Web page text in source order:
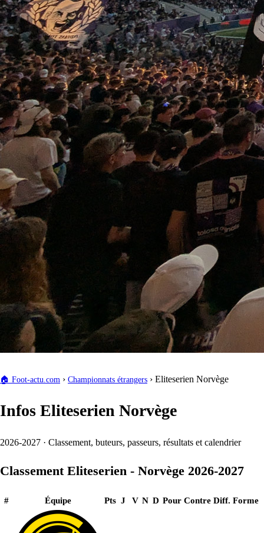
🏠 Foot-actu.com › Championnats étrangers › Eliteserien Norvège
Infos Eliteserien Norvège
2026-2027 · Classement, buteurs, passeurs, résultats et calendrier
Classement Eliteserien - Norvège 2026-2027
# Équipe Pts J V N D Pour Contre Diff. Forme